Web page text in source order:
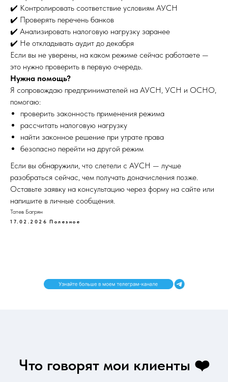
✔️ Контролировать соответствие условиям АУСН
✔️ Проверять перечень банков
✔️ Анализировать налоговую нагрузку заранее
✔️ Не откладывать аудит до декабря
Если вы не уверены, на каком режиме сейчас работаете —
это нужно проверить в первую очередь.
Нужна помощь?
Я сопровождаю предпринимателей на АУСН, УСН и ОСНО,
помогаю:
проверить законность применения режима
рассчитать налоговую нагрузку
найти законное решение при утрате права
безопасно перейти на другой режим
Если вы обнаружили, что слетели с АУСН — лучше
разобраться сейчас, чем получать доначисления позже.
Оставьте заявку на консультацию через форму на сайте или
напишите в личные сообщения.
Татев Багрян
17.02.2026 Полезное
Что говорят мои клиенты ❤️